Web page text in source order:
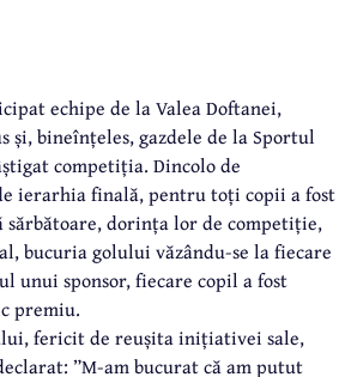
echipe de la Valea Doftanei,
și, bineînțeles, gazdele de la Sportul
competiția. Dincolo de
ierarhia finală, pentru toți copii a fost
dorința lor de competiție,
bucuria golului văzându-se la fiecare
unui sponsor, fiecare copil a fost
premiu.
fericit de reușita inițiativei sale,
”M-am bucurat că am putut